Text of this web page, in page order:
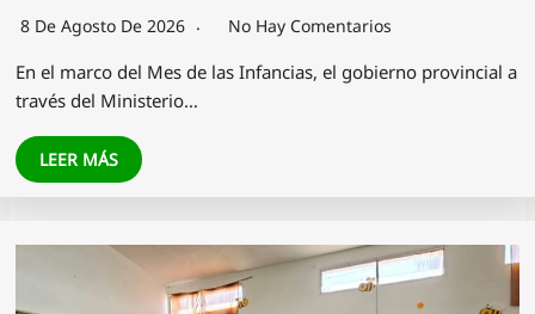
8 De Agosto De 2026 No Hay Comentarios
En el marco del Mes de las Infancias, el gobierno provincial a
través del Ministerio…
LEER MÁS